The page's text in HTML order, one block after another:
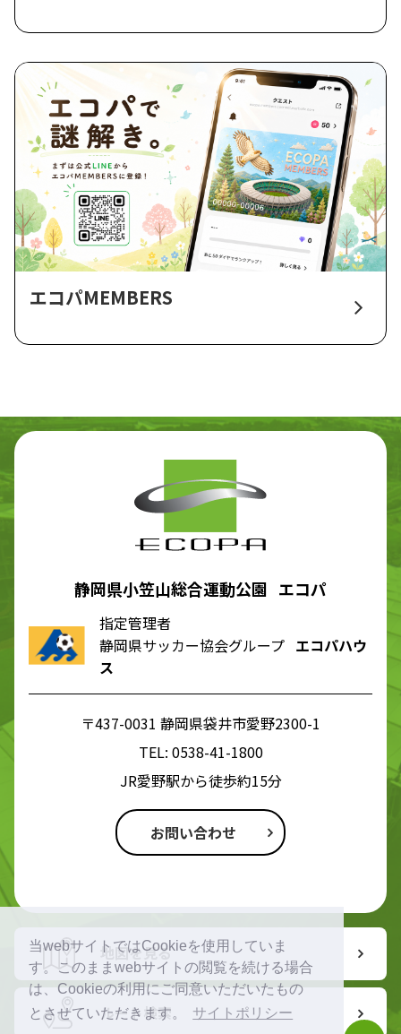
当webサイトではCookieを使用していま
す。このままwebサイトの閲覧を続ける場合
は、Cookieの利用にご同意いただいたもの
とさせていただきます。
サイトポリシー
エコパMEMBERS
静岡県小笠山総合運動公園 エコパ
指定管理者
静岡県サッカー協会グループ エコパハウ
ス
〒437-0031 静岡県袋井市愛野2300-1
TEL: 0538-41-1800
JR愛野駅から徒歩約15分
お問い合わせ
地図を見る
ルート検索